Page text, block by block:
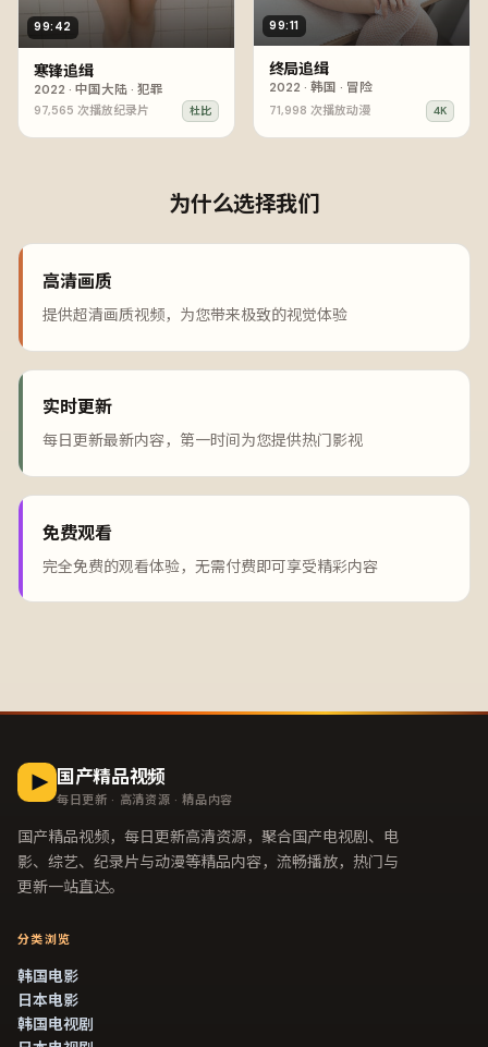
99:42
寒锋追缉
2022 · 中国大陆· 犯罪
97,565 次播放纪录片 杜比
99:11
终局追缉
2022 · 韩国 · 冒险
71,998 次播放动漫 4K
为什么选择我们
高清画质
提供超清画质视频，为您带来极致的视觉体验
实时更新
每日更新最新内容，第一时间为您提供热门影视
免费观看
完全免费的观看体验，无需付费即可享受精彩内容
国产精品视频
每日更新 · 高清资源 · 精品内容
国产精品视频，每日更新高清资源，聚合国产电视剧、电
影、综艺、纪录片与动漫等精品内容，流畅播放，热门与
更新一站直达。
分类浏览
韩国电影
日本电影
韩国电视剧